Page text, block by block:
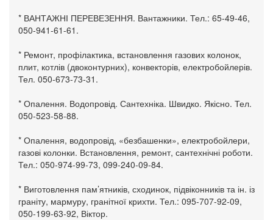
* ВАНТАЖНІ ПЕРЕВЕЗЕННЯ. Вантажники. Тел.: 65-49-46,
050-941-61-61.
* Ремонт, профілактика, встановлення газових колонок,
плит, котлів (двоконтурних), конвекторів, електробойлерів.
Тел. 050-673-73-31.
* Опалення. Водопровід. Сантехніка. Швидко. Якісно. Тел.
050-523-58-88.
* Опалення, водопровід, «безбашенки», електробойлери,
газові колонки. Встановлення, ремонт, сантехнічні роботи.
Тел.: 050-974-99-73, 099-240-09-84.
* Виготовлення пам’ятників, сходинок, підвіконників та ін. із
граніту, мармуру, гранітної крихти. Тел.: 095-707-92-09,
050-199-63-92, Віктор.